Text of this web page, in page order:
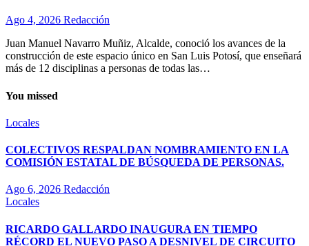
Ago 4, 2026 Redacción
Juan Manuel Navarro Muñiz, Alcalde, conoció los avances de la
construcción de este espacio único en San Luis Potosí, que enseñará
más de 12 disciplinas a personas de todas las…
You missed
Locales
COLECTIVOS RESPALDAN NOMBRAMIENTO EN LA
COMISIÓN ESTATAL DE BÚSQUEDA DE PERSONAS.
Ago 6, 2026 Redacción
Locales
RICARDO GALLARDO INAUGURA EN TIEMPO
RÉCORD EL NUEVO PASO A DESNIVEL DE CIRCUITO